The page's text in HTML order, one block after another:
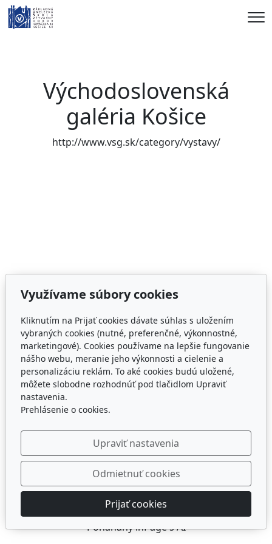
Východoslovenská
galéria Košice
http://www.vsg.sk/category/vystavy/
© 2026
PoháňanýinPages AI
Využívame súbory cookies
Kliknutím na Prijať cookies dávate súhlas s uložením
vybraných cookies (nutné, preferenčné, výkonnostné,
marketingové). Cookies používame na lepšie fungovanie
nášho webu, meranie jeho výkonnosti a cielenie a
personalizáciu reklám. To aké cookies budú uložené,
môžete slobodne rozhodnúť pod tlačidlom Upraviť
nastavenia.
Prehlásenie o cookies.
Upraviť nastavenia
Odmietnuť cookies
Prijať cookies